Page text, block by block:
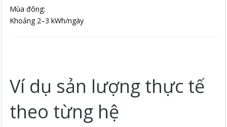
Mùa đông:
Khoảng 2–3 kWh/ngày
Ví dụ sản lượng thực tế
theo từng hệ